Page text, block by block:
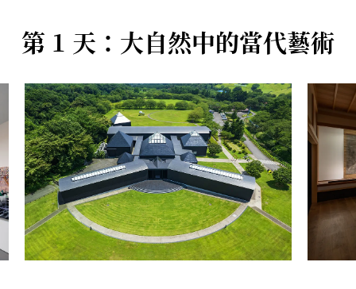
第 1 天：大自然中的當代藝術